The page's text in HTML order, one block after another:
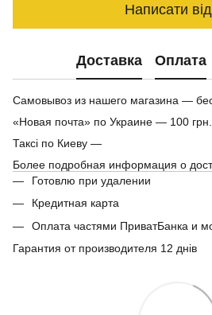
Написати
Доставка Оплата
Самовывоз из нашего магазина —
«Новая почта» по Украине — 100 грн.
Таксі по Киеву —
Более подробная информация о
Готовлю при удалении
Кредитная карта
Оплата частями ПриватБанка и
Гарантия от производителя 12 днів